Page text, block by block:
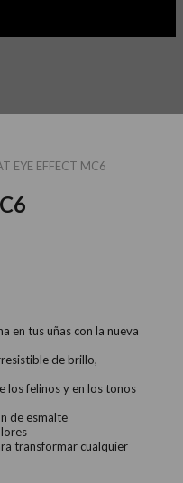
EYE EFFECT MC6
en tus uñas con la nueva
de brillo,
los felinos y en los tonos
de esmalte
transformar cualquier